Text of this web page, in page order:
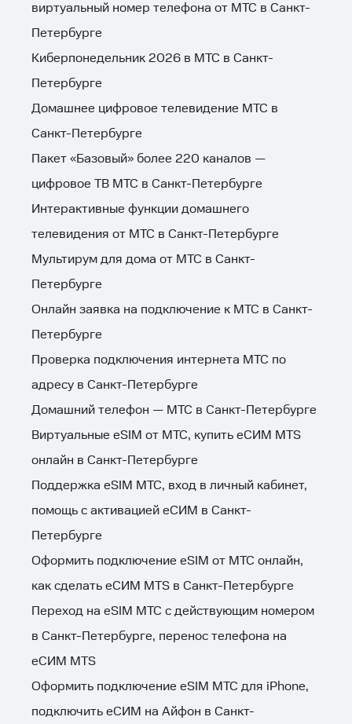
виртуальный номер телефона от МТС в Санкт-
Петербурге
Киберпонедельник 2026 в МТС в Санкт-
Петербурге
Домашнее цифровое телевидение МТС в
Санкт-Петербурге
Пакет «Базовый» более 220 каналов —
цифровое ТВ МТС в Санкт-Петербурге
Интерактивные функции домашнего
телевидения от МТС в Санкт-Петербурге
Мультирум для дома от МТС в Санкт-
Петербурге
Онлайн заявка на подключение к МТС в Санкт-
Петербурге
Проверка подключения интернета МТС по
адресу в Санкт-Петербурге
Домашний телефон — МТС в Санкт-Петербурге
Виртуальные eSIM от МТС, купить еСИМ MTS
онлайн в Санкт-Петербурге
Поддержка eSIM МТС, вход в личный кабинет,
помощь с активацией еСИМ в Санкт-
Петербурге
Оформить подключение eSIM от МТС онлайн,
как сделать еСИМ MTS в Санкт-Петербурге
Переход на eSIM МТС с действующим номером
в Санкт-Петербурге, перенос телефона на
еСИМ MTS
Оформить подключение eSIM МТС для iPhone,
подключить еСИМ на Айфон в Санкт-